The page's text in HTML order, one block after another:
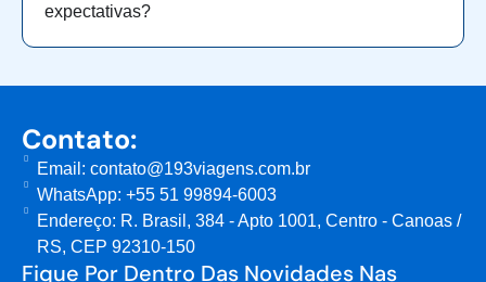
expectativas?
Contato:
Email: contato@193viagens.com.br
WhatsApp: +55 51 99894-6003
Endereço: R. Brasil, 384 - Apto 1001, Centro - Canoas /
RS, CEP 92310-150
Fique Por Dentro Das Novidades Nas